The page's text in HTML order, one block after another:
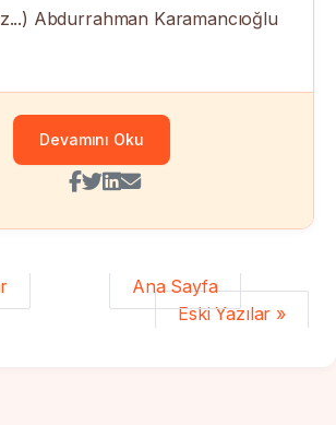
Abdurrahman Karamancıoğlu
Devamını Oku
Ana Sayfa
Eski Yazılar »